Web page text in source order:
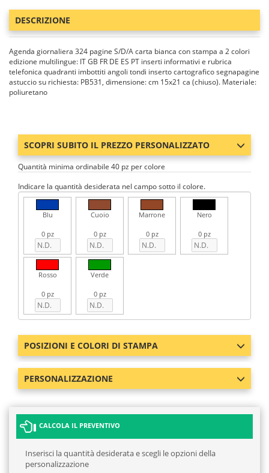
DESCRIZIONE
Agenda giornaliera 324 pagine S/D/A carta bianca con stampa a 2 colori
edizione multilingue: IT GB FR DE ES PT inserti informativi e rubrica
telefonica quadranti imbottiti angoli tondi inserto cartografico segnapagine
astuccio su richiesta: PB531, dimensione: cm 15x21 ca (chiuso). Materiale:
poliuretano
SCOPRI SUBITO IL PREZZO PERSONALIZZATO
Quantità minima ordinabile 40 pz per colore
Indicare la quantità desiderata nel campo sotto il colore.
Blu
0 pz
Cuoio
0 pz
Marrone
0 pz
Nero
0 pz
Rosso
0 pz
Verde
0 pz
POSIZIONI E COLORI DI STAMPA
PERSONALIZZAZIONE
CALCOLA IL PREVENTIVO
Inserisci la quantità desiderata e scegli le opzioni della
personalizzazione